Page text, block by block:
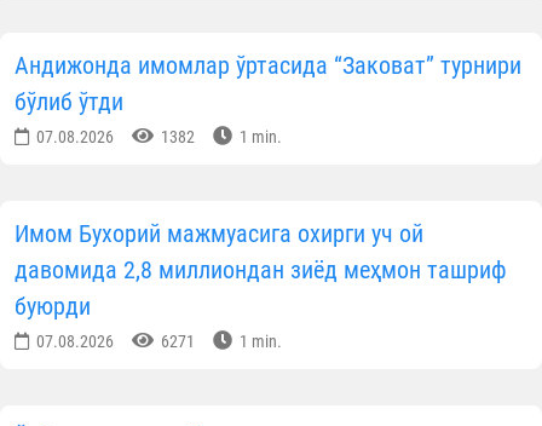
қаратилди.
Мазкур очиқ мулоқот ёш мутахассисларни
малакасини ошириш ва ўзаро
алмашишлари учун муҳим майдон бўлиб
қилди.
Ўзбекистон мусулмонлари